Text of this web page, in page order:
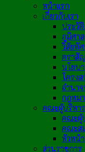
หน้าแรก
เกี่ยวกับเรา
ประวั
ภูมิศา
วิสัยทั
ตราสั
นโยบ
โครง
อำนา
กฎหม
คณะผู้บริหาร
คณะผู้
คณะส
หัวหน้
ส่วนราชการ